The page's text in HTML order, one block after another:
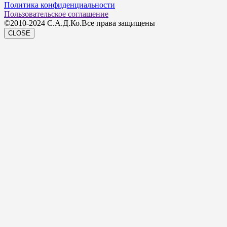
Политика конфиденциальности
Пользовательское соглашение
©2010-2024 С.А.Д.Ко.Все права защищены
CLOSE